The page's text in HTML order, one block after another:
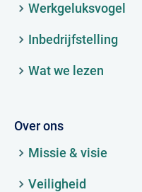
Werkgeluksvogel
Inbedrijfstelling
Wat we lezen
Over ons
Missie & visie
Veiligheid